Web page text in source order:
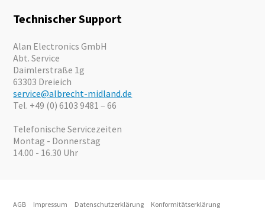
Motorrad
Angebote
Kataloge
Technischer Support
Alan Electronics GmbH
Abt. Service
Daimlerstraße 1g
63303 Dreieich
service@albrecht-midland.de
Tel. +49 (0) 6103 9481 – 66
Telefonische Servicezeiten
Montag - Donnerstag
14.00 - 16.30 Uhr
AGB Impressum Datenschutzerklärung
Konformitätserklärung